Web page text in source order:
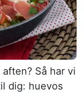
Så har vi
dig: huevos